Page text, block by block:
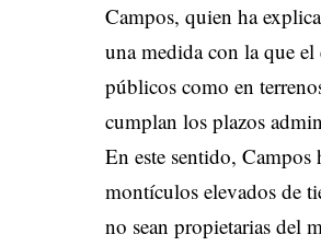
Campos, quien ha
una medida con la que
públicos como en
cumplan los plazos
En este sentido, Campos
montículos elevados de
no sean propietarias del